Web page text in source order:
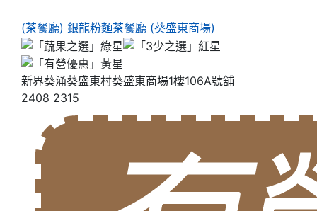
(茶餐廳) 銀龍粉麵茶餐廳 (葵盛東商場)
新界葵涌葵盛東村葵盛東商場1樓106A號舖
2408 2315